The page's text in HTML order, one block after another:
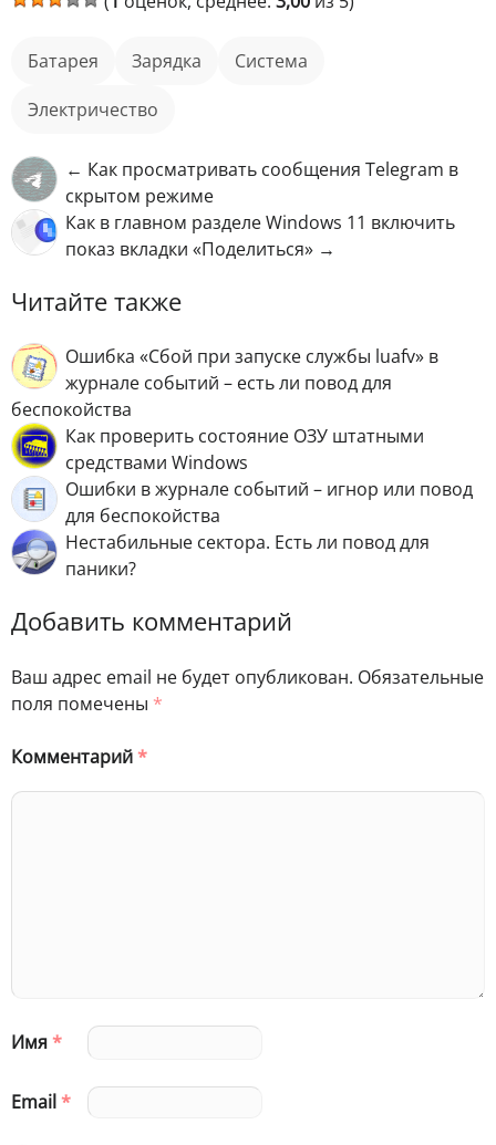
батарея зарядка
Система
электричество
← Как просматривать сообщения Telegram в
скрытом режиме
Как в главном разделе Windows 11 включить
показ вкладки «Поделиться» →
Читайте также
Ошибка «Сбой при запуске службы luafv» в
журнале событий – есть ли повод для
беспокойства
Как проверить состояние ОЗУ штатными
средствами Windows
Ошибки в журнале событий – игнор или повод
для беспокойства
Нестабильные сектора. Есть ли повод для
паники?
Добавить комментарий
Ваш адрес email не будет опубликован. Обязательные
поля помечены *
Комментарий*
Имя*
Email*